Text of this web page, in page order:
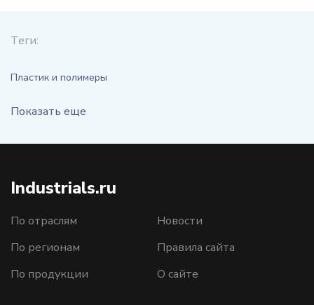
Теги:
Пластик и полимеры
Показать еще
Industrials.ru
По отраслям
По регионам
По продукции
Новости
Правила сайта
О сайте